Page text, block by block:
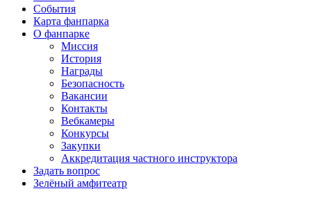
События
Карта фанпарка
О фанпарке
Миссия
История
Награды
Безопасность
Вакансии
Контакты
Вебкамеры
Конкурсы
Закупки
Аккредитация частного инструктора
Задать вопрос
Зелёный амфитеатр